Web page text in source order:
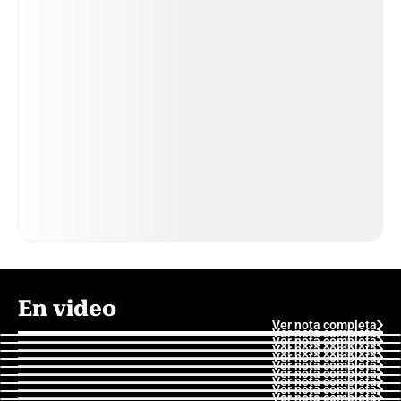
En video
Ver nota completa
Ver nota completa
Ver nota completa
Ver nota completa
Ver nota completa
Ver nota completa
Ver nota completa
Ver nota completa
Ver nota completa
Ver nota completa